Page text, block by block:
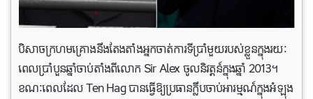
បិសាចក្រហមគ្រោងនឹងតែងតាំងអ្នកចាត់ការទីប្រាំមួយរបស់ខ្លួនក្នុងរយៈ
ពេលប្រាំបួនឆ្នាំចាប់តាំងពីលោក Sir Alex ចូលនិវត្តន៍ក្នុងឆ្នាំ 2013។
ខណៈពេលដែល Ten Hag បានធ្វើឱ្យប្រធានក្លឹបចាប់អារម្មណ៍ក្នុងអំឡុង